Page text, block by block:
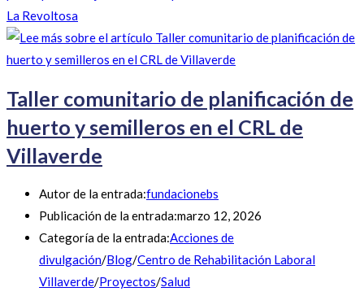
La Revoltosa
Taller comunitario de planificación de
huerto y semilleros en el CRL de
Villaverde
Autor de la entrada:fundacionebs
Publicación de la entrada:marzo 12, 2026
Categoría de la entrada:Acciones de
divulgación/Blog/Centro de Rehabilitación Laboral
Villaverde/Proyectos/Salud